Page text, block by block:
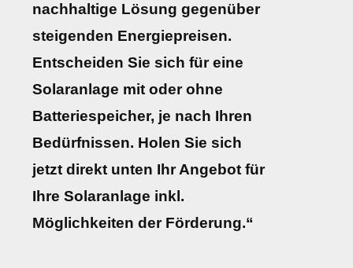
nachhaltige Lösung gegenüber
steigenden Energiepreisen.
Entscheiden Sie sich für eine
Solaranlage mit oder ohne
Batteriespeicher, je nach Ihren
Bedürfnissen. Holen Sie sich
jetzt direkt unten Ihr Angebot für
Ihre Solaranlage inkl.
Möglichkeiten der Förderung.“